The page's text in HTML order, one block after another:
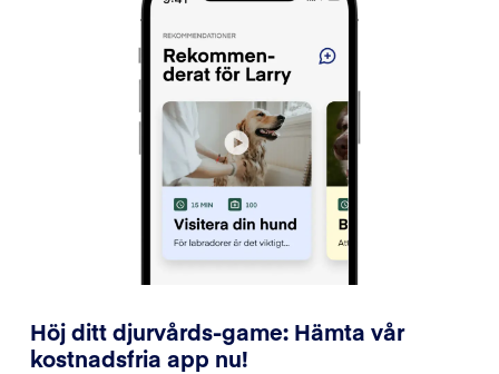
Höj ditt djurvårds-game: Hämta vår
kostnadsfria app nu!